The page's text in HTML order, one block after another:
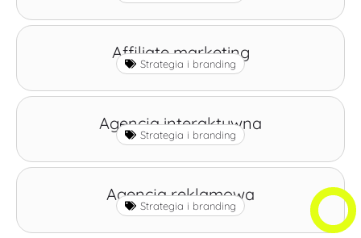
Affiliate marketing
Strategia i branding
Agencja interaktywna
Strategia i branding
Agencja reklamowa
Strategia i branding